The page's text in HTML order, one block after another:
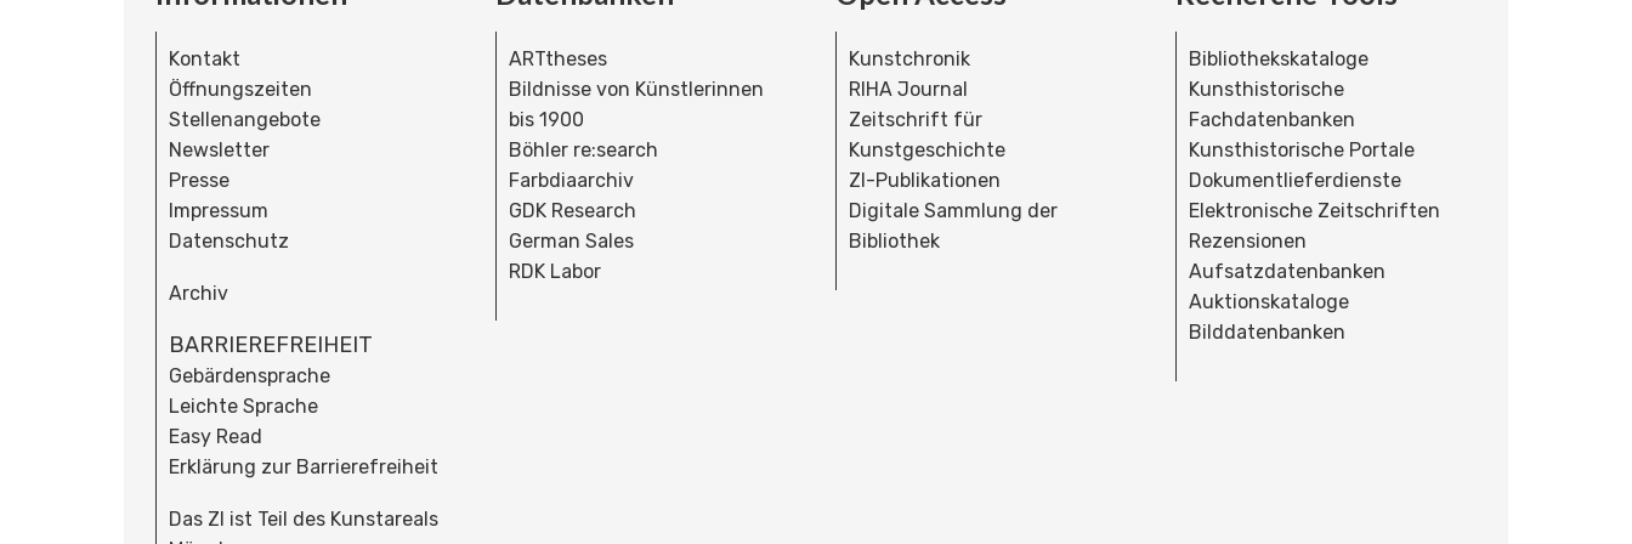
Kontakt
Öffnungszeiten
Stellenangebote
Newsletter
Presse
Impressum
Datenschutz
Archiv
BARRIEREFREIHEIT
Gebärdensprache
Leichte Sprache
Easy Read
Erklärung zur Barrierefreiheit
Das ZI ist Teil des Kunstareals
ARTtheses
Bildnisse von Künstlerinnen
bis 1900
Böhler re:search
Farbdiaarchiv
GDK Research
German Sales
RDK Labor
Kunstchronik
RIHA Journal
Zeitschrift für
Kunstgeschichte
ZI-Publikationen
Digitale Sammlung der
Bibliothek
Bibliothekskataloge
Kunsthistorische
Fachdatenbanken
Kunsthistorische Portale
Dokumentlieferdienste
Elektronische Zeitschriften
Rezensionen
Aufsatzdatenbanken
Auktionskataloge
Bilddatenbanken